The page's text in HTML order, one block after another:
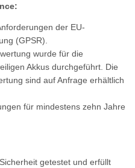
der EU-
(GPSR).
wurde für die
Akkus durchgeführt. Die
sind auf Anfrage erhältlich
für mindestens zehn Jahre
getestet und erfüllt